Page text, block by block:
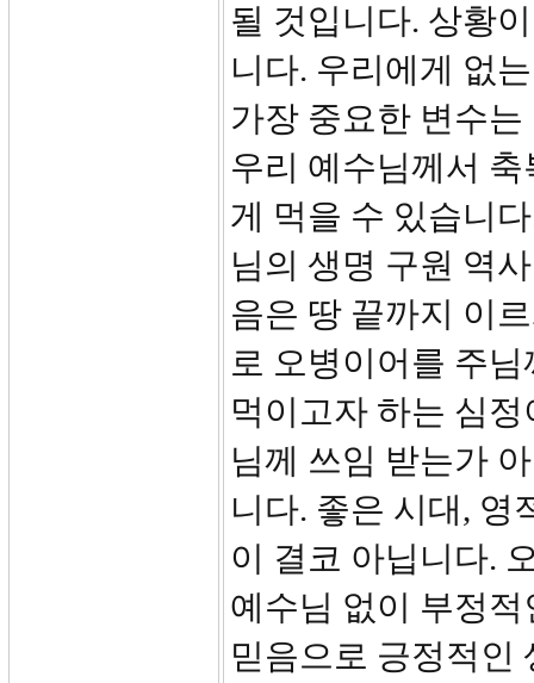
될 것입니다. 상황
니다. 우리에게 없
가장 중요한 변수
우리 예수님께서
게 먹을 수 있습니
님의 생명 구원 역
음은 땅 끝까지 이
로 오병이어를 주
먹이고자 하는 심
님께 쓰임 받는가
니다. 좋은 시대, 영
이 결코 아닙니다.
예수님 없이 부정
믿음으로 긍정적인